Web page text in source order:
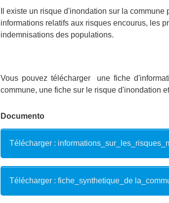
Il existe un risque d'inondation sur la
informations relatifs aux risques encourus, les
indemnisations des populations.
Vous pouvez télécharger une fiche
commune, une fiche sur le risque d'inondation
Documento
Télécharger :
Télécharger : fiche_synthetique_de